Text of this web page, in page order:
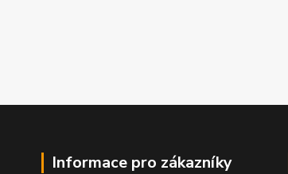
Informace pro zákazníky